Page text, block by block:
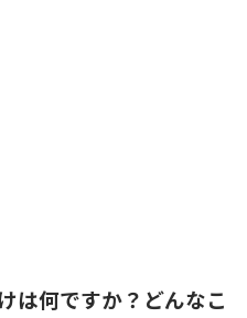
は何ですか？どんなこ